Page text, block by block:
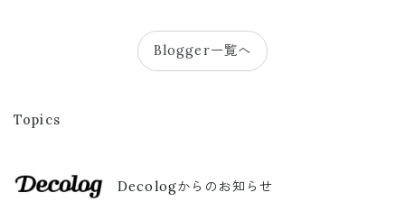
Blogger一覧へ
Topics
Decologからのお知らせ